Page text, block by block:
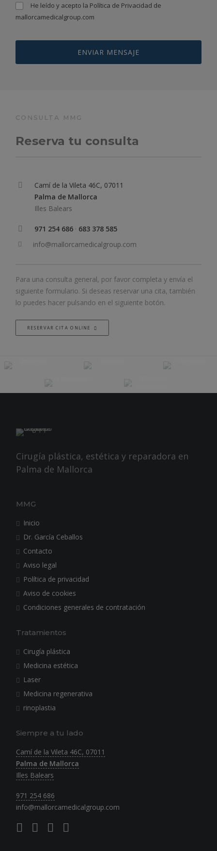
He leído y acepto la Política de Privacidad de
mallorcamedicalgroup.com
CONSULTA MMG
Reserva tu consulta
Camí de la Vileta 46C, 07011
Palma de Mallorca
Illes Balears
971 254 686 · 683 378 585
info@mallorcamedicalgroup.com
Para una consulta general, por favor completa y envía el
siguiente formulario. Si deseas reservar una cita, también
lo puedes hacer pulsando en el siguiente botón.
RESERVAR CITA ONLINE
Cirugía plástica, estética y reparadora en
Palma de Mallorca
MMG
Inicio
Dr. García Ceballos
Contacto
Aviso legal
Política de privacidad
Aviso de cookies
Condiciones generales de contratación
Tratamientos
Cirugía plástica
Medicina estética
Laser
Medicina regenerativa
rinoplastia
Siempre a tu lado
Camí de la Vileta 46C, 07011
Palma de Mallorca
Illes Balears
971 254 686
info@mallorcamedicalgroup.com